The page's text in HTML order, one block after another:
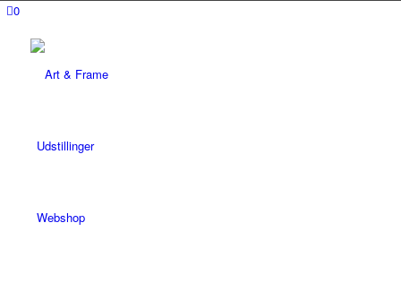
0
Udstillinger
Webshop